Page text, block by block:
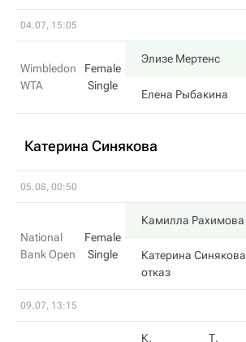
04.07, 15:05
Wimbledon
WTA
Female
Single
Элизе Мертенс
Елена Рыбакина
Катерина Синякова
05.08, 00:50
National
Bank Open
Female
Single
Камилла Рахимова
Катерина Синякова
отказ
09.07, 13:15
К. Т.